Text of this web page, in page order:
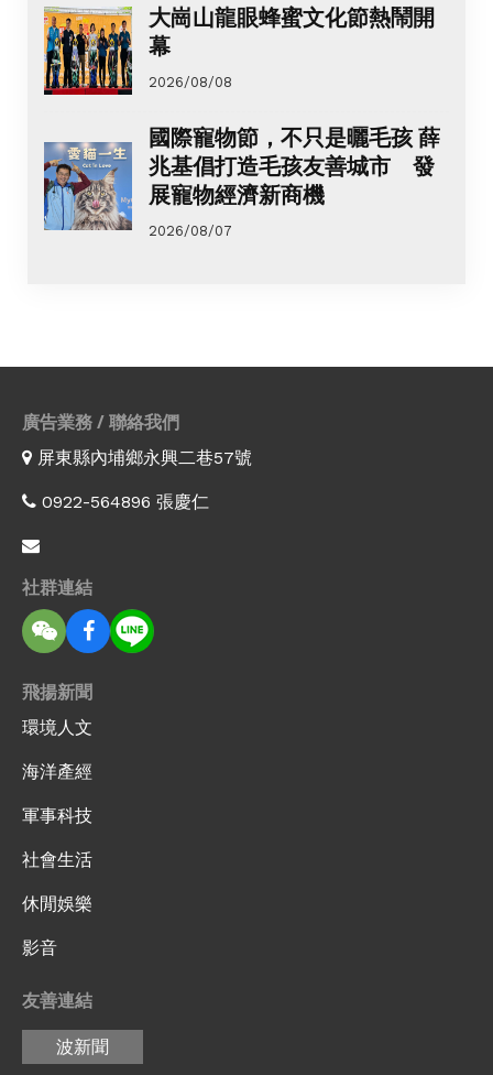
大崗山龍眼蜂蜜文化節熱鬧開
幕
2026/08/08
國際寵物節，不只是曬毛孩 薛
兆基倡打造毛孩友善城市 發
展寵物經濟新商機
2026/08/07
廣告業務 / 聯絡我們
屏東縣內埔鄉永興二巷57號
0922-564896 張慶仁
社群連結
飛揚新聞
環境人文
海洋產經
軍事科技
社會生活
休閒娛樂
影音
友善連結
波新聞